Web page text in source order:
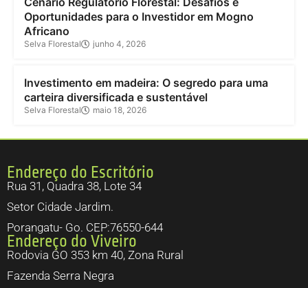
Oportunidades para o Investidor em Mogno
Africano
Selva Florestal junho 4, 2026
Investimento
Investimento em madeira: O segredo para uma
carteira diversificada e sustentável
Selva Florestal maio 18, 2026
Endereço do Escritório
Rua 31, Quadra 38, Lote 34
Setor Cidade Jardim.
Porangatu- Go. CEP:76550-644
Endereço do Viveiro
Rodovia GO 353 km 40, Zona Rural
Fazenda Serra Negra